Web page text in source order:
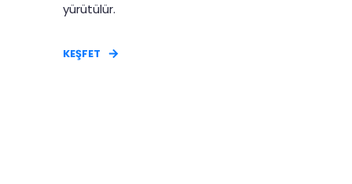
yürütülür.
KEŞFET